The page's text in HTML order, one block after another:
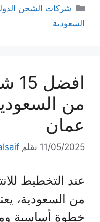
التصنيفات
شركات الشحن
السعودية
من
عمان
11/05/2025 بقلم
عند التخطيط
من السعودية،
خطوة أساسية